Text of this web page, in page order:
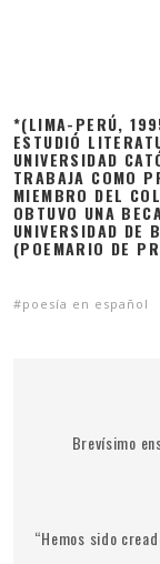
*(LIMA-PERÚ,
ESTUDIÓ
UNIVERSIDAD
TRABAJA COMO
MIEMBRO DEL
OBTUVO UNA
UNIVERSIDAD DE
(POEMARIO DE
poesía en español
Brevísimo
“Hemos sido